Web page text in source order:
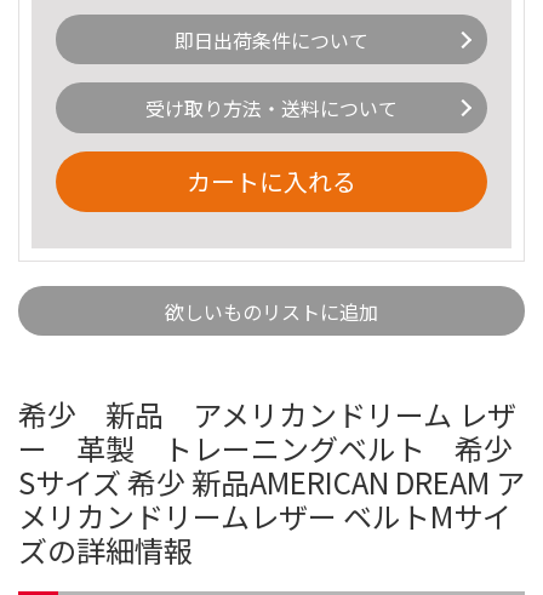
即日出荷条件について
受け取り方法・送料について
カートに入れる
欲しいものリストに追加
希少 新品 アメリカンドリーム レザ
ー 革製 トレーニングベルト 希少
Sサイズ 希少 新品AMERICAN DREAM ア
メリカンドリームレザー ベルトMサイ
ズの詳細情報